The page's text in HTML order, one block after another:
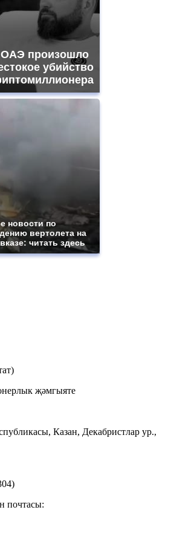
произошло
убийство
новости по
вертолета на
читать здесь
җәмгыяте
Казан, Декабристлар ур.,
почтасы: